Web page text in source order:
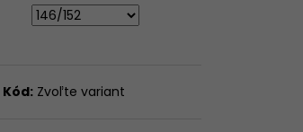
Kód: Zvoľte variant